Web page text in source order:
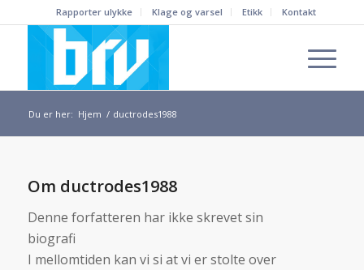
Rapporter ulykke Klage og varsel Etikk Kontakt
Du er her: Hjem / ductrodes1988
Om ductrodes1988
Denne forfatteren har ikke skrevet sin
biografi
I mellomtiden kan vi si at vi er stolte over